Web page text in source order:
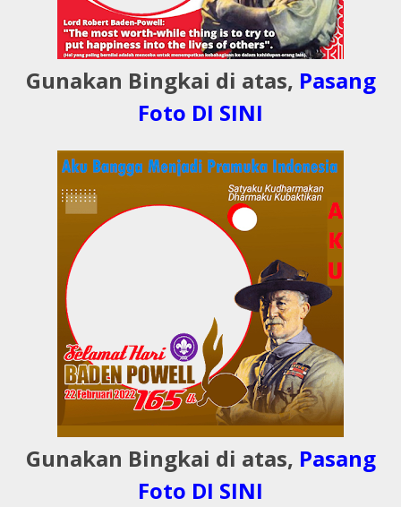
Gunakan Bingkai di atas, Pasang
Foto DI SINI
Gunakan Bingkai di atas, Pasang
Foto DI SINI